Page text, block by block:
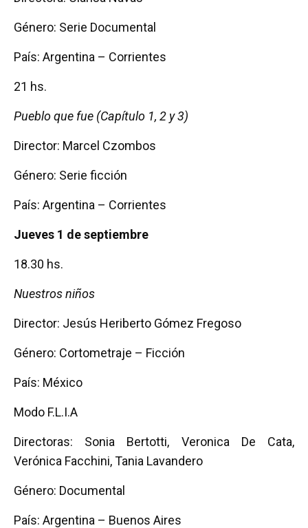
Género: Serie Documental
País: Argentina – Corrientes
21 hs.
Pueblo que fue (Capítulo 1, 2 y 3)
Director: Marcel Czombos
Género: Serie ficción
País: Argentina – Corrientes
Jueves 1 de septiembre
18.30 hs.
Nuestros niños
Director: Jesús Heriberto Gómez Fregoso
Género: Cortometraje – Ficción
País: México
Modo F.L.I.A
Directoras: Sonia Bertotti, Veronica De Cata,
Verónica Facchini, Tania Lavandero
Género: Documental
País: Argentina – Buenos Aires